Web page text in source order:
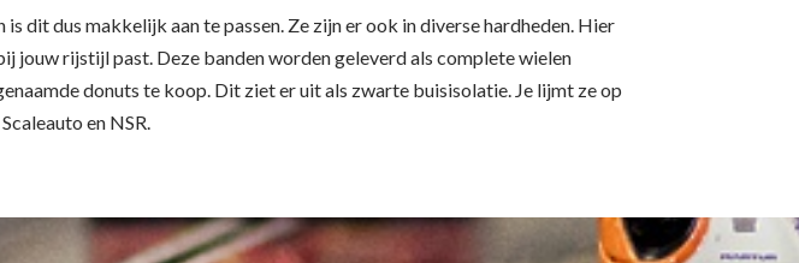
dit dus makkelijk aan te passen. Ze zijn er ook in diverse hardheden. Hier
jouw rijstijl past. Deze banden worden geleverd als complete wielen
donuts te koop. Dit ziet er uit als zwarte buisisolatie. Je lijmt ze op
en NSR.